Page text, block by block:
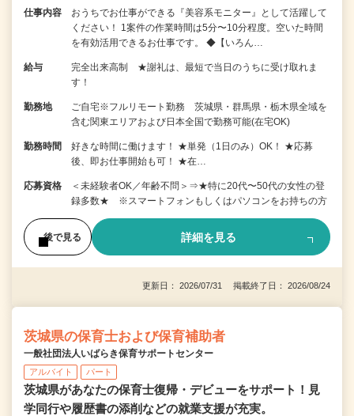
仕事内容
おうちでお仕事ができる『美容系モニター』として活躍して
ください！ 1案件の作業時間は5分〜10分程度。空いた時間
を有効活用できるお仕事です。 ◆【いろん…
給与
完全出来高制 ★謝礼は、最短で当日のうちに受け取れま
す！
勤務地
ご自宅※フルリモート勤務 茨城県・群馬県・栃木県全域を
含む関東エリアおよび日本全国で勤務可能(在宅OK)
勤務時間
好きな時間に働けます！ ★単発（1日のみ）OK！ ★応募
後、即お仕事開始も可！ ★在…
応募資格
＜未経験者OK／年齢不問＞⇒★特に20代〜50代の女性の登
録多数★ ※スマートフォンもしくはパソコンをお持ちの方
後で見る 詳細を見る
更新日： 2026/07/31 掲載終了日： 2026/08/24
茨城県の保育士および保育補助者
一般社団法人いばらき保育サポートセンター
アルバイト パート
茨城県があなたの保育士復帰・デビューをサポート！見
学同行や履歴書の添削などの就業支援が充実。